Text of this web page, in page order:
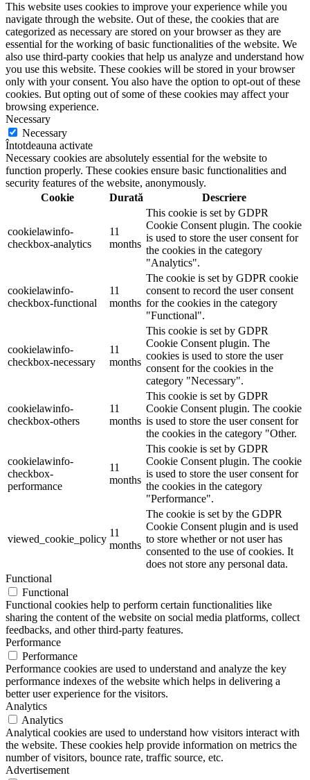
This website uses cookies to improve your experience while you
navigate through the website. Out of these, the cookies that are
categorized as necessary are stored on your browser as they are
essential for the working of basic functionalities of the website. We
also use third-party cookies that help us analyze and understand how
you use this website. These cookies will be stored in your browser
only with your consent. You also have the option to opt-out of these
cookies. But opting out of some of these cookies may affect your
browsing experience.
Necessary
Necessary
Întotdeauna activate
Necessary cookies are absolutely essential for the website to
function properly. These cookies ensure basic functionalities and
security features of the website, anonymously.
Cookie
Durată Descriere
cookielawinfo-
checkbox-analytics
11
months
This cookie is set by GDPR
Cookie Consent plugin. The cookie
is used to store the user consent for
the cookies in the category
"Analytics".
cookielawinfo-
checkbox-functional
11
months
The cookie is set by GDPR cookie
consent to record the user consent
for the cookies in the category
"Functional".
cookielawinfo-
checkbox-necessary
11
months
This cookie is set by GDPR
Cookie Consent plugin. The
cookies is used to store the user
consent for the cookies in the
category "Necessary".
cookielawinfo-
checkbox-others
11
months
This cookie is set by GDPR
Cookie Consent plugin. The cookie
is used to store the user consent for
the cookies in the category "Other.
cookielawinfo-
checkbox-
performance
11
months
This cookie is set by GDPR
Cookie Consent plugin. The cookie
is used to store the user consent for
the cookies in the category
"Performance".
viewed_cookie_policy
11
months
The cookie is set by the GDPR
Cookie Consent plugin and is used
to store whether or not user has
consented to the use of cookies. It
does not store any personal data.
Functional
Functional
Functional cookies help to perform certain functionalities like
sharing the content of the website on social media platforms, collect
feedbacks, and other third-party features.
Performance
Performance
Performance cookies are used to understand and analyze the key
performance indexes of the website which helps in delivering a
better user experience for the visitors.
Analytics
Analytics
Analytical cookies are used to understand how visitors interact with
the website. These cookies help provide information on metrics the
number of visitors, bounce rate, traffic source, etc.
Advertisement